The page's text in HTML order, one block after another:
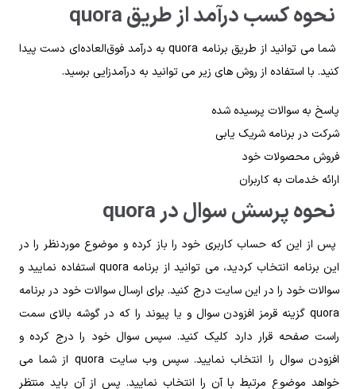
نحوه کسب درآمد از طریق quora
شما می‌ توانید از طریق برنامه quora به درآمد فوق‌العاده‌ای دست پیدا
کنید. با استفاده از روش‌ های زیر می‌ توانید به درآمدزایی برسید.
پاسخ به سوالات پرسیده شده
شرکت در برنامه شریک یابی
فروش محصولات خود
ارائه خدمات به کاربران
نحوه پرسش سوال در quora
پس‌ از این‌ که حساب کاربری خود را باز کرده و موضوع موردنظر را در
این برنامه انتخاب کردید، می‌ توانید از برنامه quora استفاده نمایید و
سوالات خود را در این سایت درج کنید. برای ارسال سوالات خود در برنامه
quora گزینه قرمز افزودن سوال و یا پیوند را که در گوشه بالای سمت
راست صفحه قرار دارد کلیک کنید. سپس سوال خود را درج کرده و
افزودن سوال را انتخاب نمایید. سپس وب‌ سایت quora از شما می‌
خواهد موضوع مرتبط با آن را انتخاب نمایید. پس‌ از آن باید منتظر